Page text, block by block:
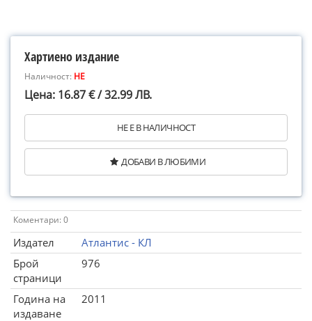
Хартиено издание
Наличност: НЕ
Цена: 16.87 € / 32.99 ЛВ.
НЕ Е В НАЛИЧНОСТ
ДОБАВИ В ЛЮБИМИ
Коментари: 0
Издател
Атлантис - КЛ
Брой
страници
976
Година на
издаване
2011